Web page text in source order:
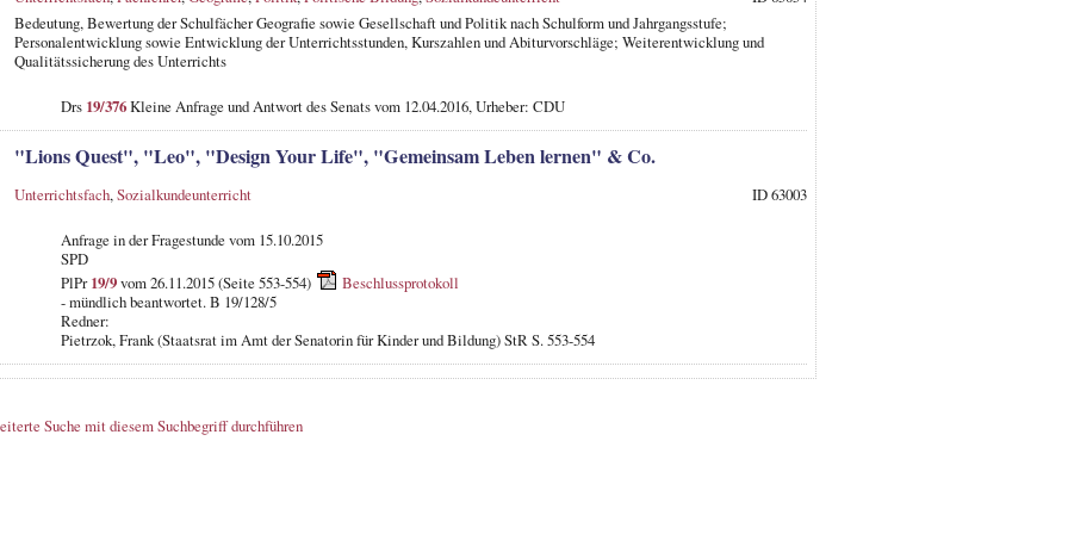
Bedeutung, Bewertung der Schulfächer Geografie sowie Gesellschaft und Politik nach Schulform und Jahrgangsstufe;
Personalentwicklung sowie Entwicklung der Unterrichtsstunden, Kurszahlen und Abiturvorschläge; Weiterentwicklung und
Qualitätssicherung des Unterrichts
Drs 19/376Kleine Anfrage und Antwort des Senats vom 12.04.2016, Urheber: CDU
"Lions Quest", "Leo", "Design Your Life", "Gemeinsam Leben lernen" & Co.
Unterrichtsfach,Sozialkundeunterricht ID 63003
Anfrage in der Fragestundevom 15.10.2015
SPD
PlPr19/9vom 26.11.2015 (Seite 553-554)
Beschlussprotokoll
- mündlich beantwortet. B 19/128/5
Redner:
Pietrzok, Frank (Staatsrat im Amt der Senatorin für Kinder und Bildung) StR S. 553-554
Suche mit diesem Suchbegriff durchführen